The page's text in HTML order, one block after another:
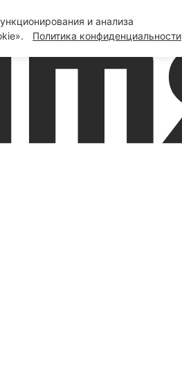
и анализа
Политика конфиденциальности